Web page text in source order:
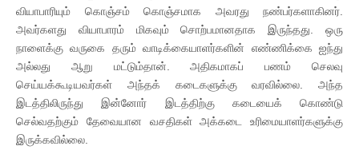
வியாபாரியும் கொஞ்சம் கொஞ்சமாக அவரது நண்பர்களாகினர்.
அவர்களது வியாபாரம் மிகவும் சொற்பமானதாக இருந்தது. ஒரு
நாளைக்கு வருகை தரும் வாடிக்கையாளர்களின் எண்ணிக்கை ஐந்து
அல்லது ஆறு மட்டும்தான். அதிகமாகப் பணம் செலவு
செய்யக்கூடியவர்கள் அந்தக் கடைகளுக்கு வரவில்லை. அந்த
இடத்திலிருந்து இன்னோர் இடத்திற்கு கடையைக் கொண்டு
செல்வதற்கும் தேவையான வசதிகள் அக்கடை உரிமையாளர்களுக்கு
இருக்கவில்லை.